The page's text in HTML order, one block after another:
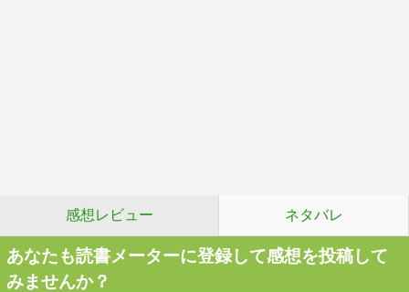
感想レビュー ネタバレ
あなたも読書メーターに登録して感想を投稿して
みませんか？